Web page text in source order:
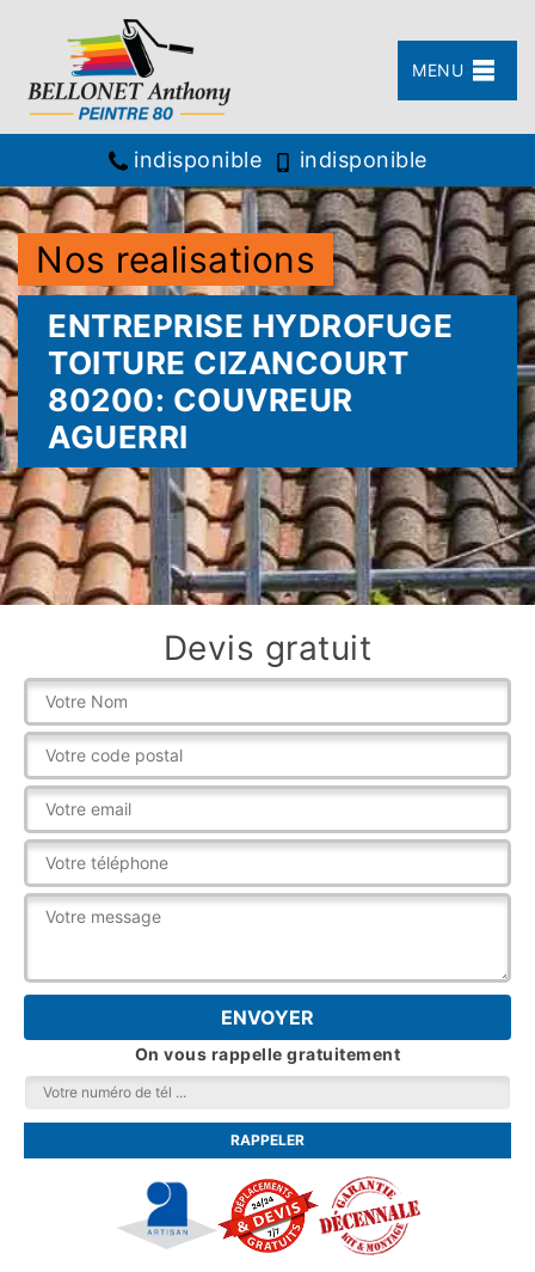
MENU
indisponible indisponible
Nos realisations
ENTREPRISE HYDROFUGE
TOITURE CIZANCOURT
80200: COUVREUR
AGUERRI
Devis gratuit
On vous rappelle gratuitement